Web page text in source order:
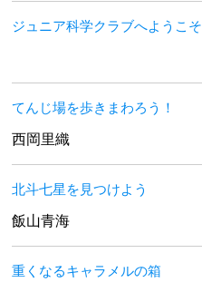
ジュニア科学クラブへようこそ
てんじ場を歩きまわろう！
西岡里織
北斗七星を見つけよう
飯山青海
重くなるキャラメルの箱